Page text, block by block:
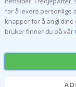
for å levere personlige
knapper for å angi
bruker finner du på vår